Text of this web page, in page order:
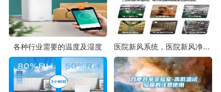
各种行业需要的温度及湿度 医院新风系统，医院新风净化除湿一体机